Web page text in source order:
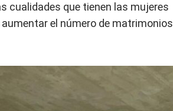
cualidades que tienen las mujeres
el número de matrimonios